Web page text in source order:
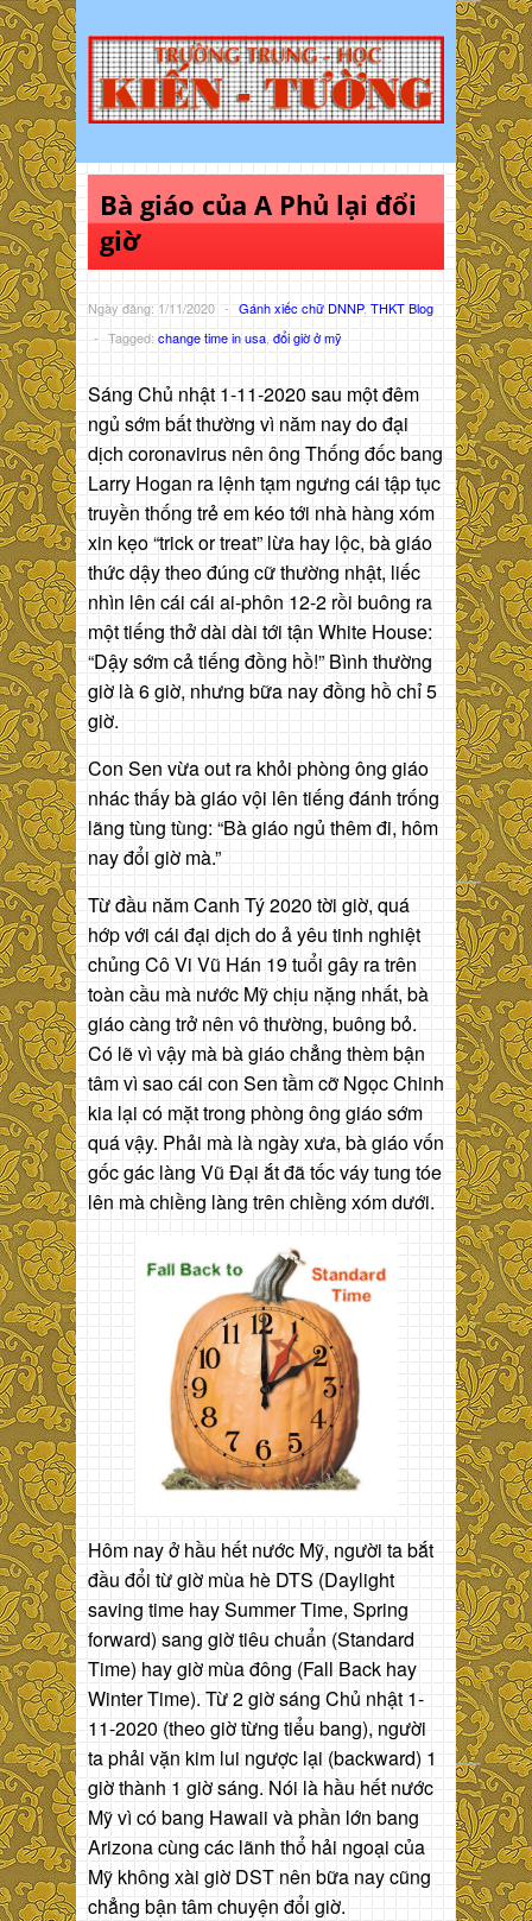
Bà giáo của A Phủ lại đổi
giờ
Ngày đăng: 1/11/2020 - Gánh xiếc chữ DNNP, THKT Blog
- Tagged: change time in usa đổi giờ ở mỹ
Sáng Chủ nhật 1-11-2020 sau một đêm
ngủ sớm bất thường vì năm nay do đại
dịch coronavirus nên ông Thống đốc bang
Larry Hogan ra lệnh tạm ngưng cái tập tục
truyền thống trẻ em kéo tới nhà hàng xóm
xin kẹo “trick or treat” lừa hay lộc, bà giáo
thức dậy theo đúng cữ thường nhật, liếc
nhìn lên cái cái ai-phôn 12-2 rồi buông ra
một tiếng thở dài dài tới tận White House:
“Dậy sớm cả tiếng đồng hồ!” Bình thường
giờ là 6 giờ, nhưng bữa nay đồng hồ chỉ 5
giờ.
Con Sen vừa out ra khỏi phòng ông giáo
nhác thấy bà giáo vội lên tiếng đánh trống
lãng tùng tùng: “Bà giáo ngủ thêm đi, hôm
nay đổi giờ mà.”
Từ đầu năm Canh Tý 2020 tời giờ, quá
hớp với cái đại dịch do ả yêu tinh nghiệt
chủng Cô Vi Vũ Hán 19 tuổi gây ra trên
toàn cầu mà nước Mỹ chịu nặng nhất, bà
giáo càng trở nên vô thường, buông bỏ.
Có lẽ vì vậy mà bà giáo chẳng thèm bận
tâm vì sao cái con Sen tầm cỡ Ngọc Chinh
kia lại có mặt trong phòng ông giáo sớm
quá vậy. Phải mà là ngày xưa, bà giáo vốn
gốc gác làng Vũ Đại ắt đã tốc váy tung tóe
lên mà chiềng làng trên chiềng xóm dưới.
Hôm nay ở hầu hết nước Mỹ, người ta bắt
đầu đổi từ giờ mùa hè DTS (Daylight
saving time hay Summer Time, Spring
forward) sang giờ tiêu chuẩn (Standard
Time) hay giờ mùa đông (Fall Back hay
Winter Time). Từ 2 giờ sáng Chủ nhật 1-
11-2020 (theo giờ từng tiểu bang), người
ta phải vặn kim lui ngược lại (backward) 1
giờ thành 1 giờ sáng. Nói là hầu hết nước
Mỹ vì có bang Hawaii và phần lớn bang
Arizona cùng các lãnh thổ hải ngoại của
Mỹ không xài giờ DST nên bữa nay cũng
chẳng bận tâm chuyện đổi giờ.